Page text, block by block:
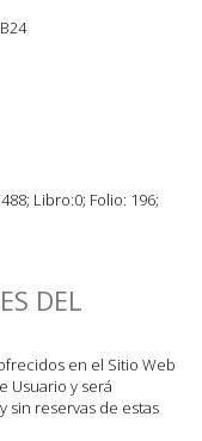
Libro:0; Folio: 196;
DEL
en el Sitio Web
Usuario y será
sin reservas de estas